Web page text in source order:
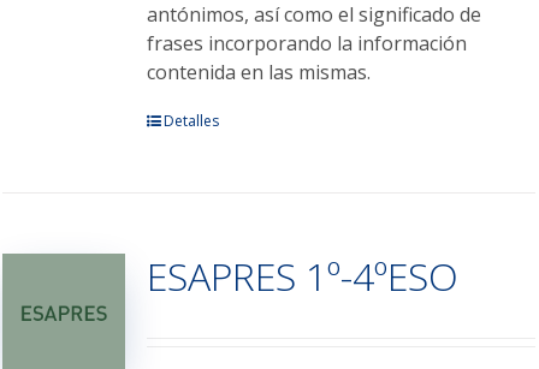
antónimos, así como el significado de
frases incorporando la información
contenida en las mismas.
Este
Las
opciones
Detalles
ESAPRES 1º-4ºESO